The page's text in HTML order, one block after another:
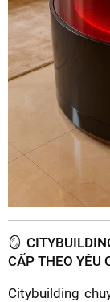
🪞
CẤP THEO YÊU
Citybuilding